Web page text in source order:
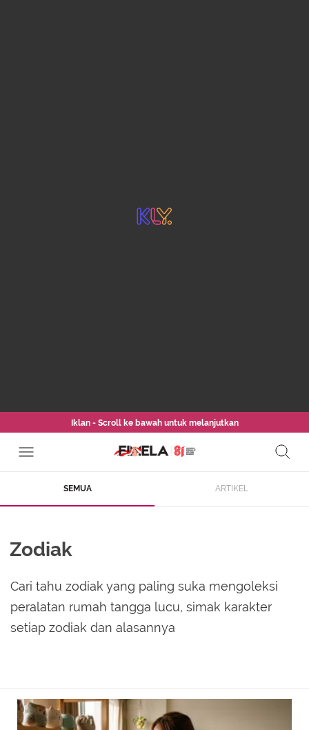
Iklan - Scroll ke bawah untuk melanjutkan
SEMUA ARTIKEL
Zodiak
Cari tahu zodiak yang paling suka mengoleksi
peralatan rumah tangga lucu, simak karakter
setiap zodiak dan alasannya